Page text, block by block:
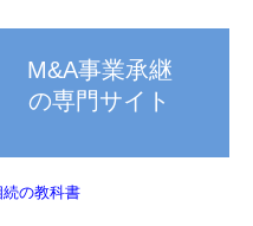
M&A事業承継
の専門サイト